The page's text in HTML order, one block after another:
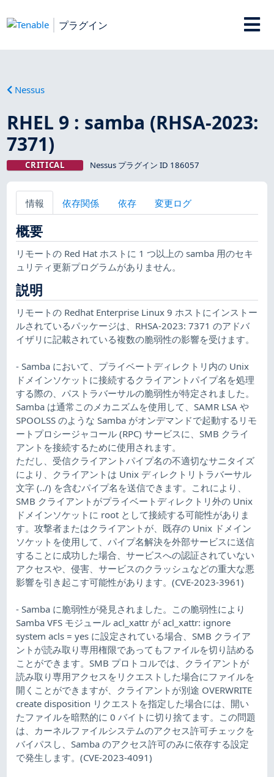
プラグイン
Nessus
RHEL 9 : samba (RHSA-2023:
7371)
CRITICAL Nessus プラグイン ID 186057
情報 依存関係 依存 変更ログ
概要
リモートの Red Hat ホストに 1 つ以上の samba 用のセキ
ュリティ更新プログラムがありません。
説明
リモートの Redhat Enterprise Linux 9 ホストにインストー
ルされているパッケージは、RHSA-2023: 7371 のアドバ
イザリに記載されている複数の脆弱性の影響を受けます。
- Samba において、プライベートディレクトリ内の Unix
ドメインソケットに接続するクライアントパイプ名を処理
する際の、パストラバーサルの脆弱性が特定されました。
Samba は通常このメカニズムを使用して、SAMR LSA や
SPOOLSS のような Samba がオンデマンドで起動するリモ
ートプロシージャコール (RPC) サービスに、SMB クライ
アントを接続するために使用されます。
ただし、受信クライアントパイプ名の不適切なサニタイズ
により、クライアントは Unix ディレクトリトラバーサル
文字 (../) を含むパイプ名を送信できます。これにより、
SMB クライアントがプライベートディレクトリ外の Unix
ドメインソケットに root として接続する可能性がありま
す。攻撃者またはクライアントが、既存の Unix ドメイン
ソケットを使用して、パイプ名解決を外部サービスに送信
することに成功した場合、サービスへの認証されていない
アクセスや、侵害、サービスのクラッシュなどの重大な悪
影響を引き起こす可能性があります。(CVE-2023-3961)
- Samba に脆弱性が発見されました。この脆弱性により
Samba VFS モジュール acl_xattr が acl_xattr: ignore
system acls = yes に設定されている場合、SMB クライア
ントが読み取り専用権限であってもファイルを切り詰める
ことができます。SMB プロトコルでは、クライアントが
読み取り専用アクセスをリクエストした場合にファイルを
開くことができますが、クライアントが別途 OVERWRITE
create disposition リクエストを指定した場合には、開い
たファイルを暗黙的に 0 バイトに切り捨てます。この問題
は、カーネルファイルシステムのアクセス許可チェックを
バイパスし、Samba のアクセス許可のみに依存する設定
で発生します。(CVE-2023-4091)